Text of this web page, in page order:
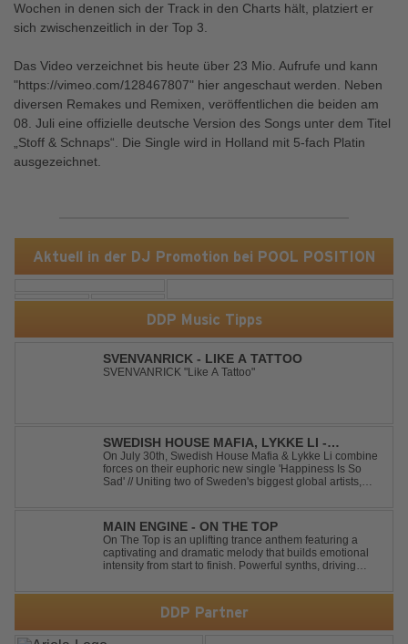
Aktuell in der DJ Promotion bei POOL POSITION
DDP Music Tipps
SVENVANRICK - LIKE A TATTOO
SVENVANRICK "Like A Tattoo"
SWEDISH HOUSE MAFIA, LYKKE LI -
HAPPINESS IS SO SAD
On July 30th, Swedish House Mafia & Lykke Li combine
forces on their euphoric new single 'Happiness Is So
Sad' // Uniting two of Sweden's biggest global artists,
to // The track was ...
MAIN ENGINE - ON THE TOP
On The Top is an uplifting trance anthem featuring a
captivating and dramatic melody that builds emotional
intensity from start to finish. Powerful synths, driving
unforgettable atmosphere, while the soaring lead
melody delivers moments of pure euphori...
DDP Partner
Wochen in denen sich der Track in den Charts hält, platziert er
sich zwischenzeitlich in der Top 3.
Das Video verzeichnet bis heute über 23 Mio. Aufrufe und kann
"https://vimeo.com/128467807" hier angeschaut werden. Neben
diversen Remakes und Remixen, veröffentlichen die beiden am
08. Juli eine offizielle deutsche Version des Songs unter dem Titel
„Stoff & Schnaps“. Die Single wird in Holland mit 5-fach Platin
ausgezeichnet.